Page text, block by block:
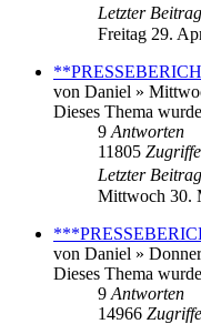
Letzter Beitrag
Freitag 29.
von Daniel »
Dieses Thema
9 Antworten
11805 Zugriffe
Letzter Beitrag
Mittwoch 30.
von Daniel »
Dieses Thema
9 Antworten
14966 Zugriffe